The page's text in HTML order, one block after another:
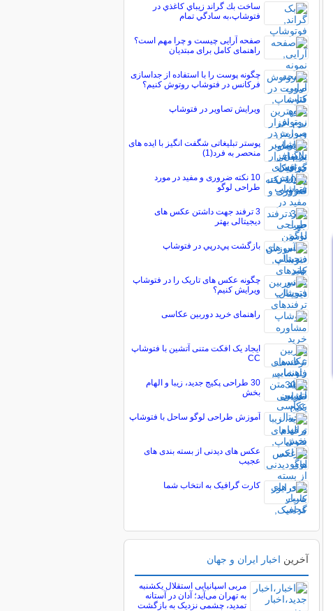
ساخت بك گراند زيباي كاغذي در
فتوشاپ،به سادگي تمام
صفحه آرایی چیست و چرا مهم است؟
راهنمای کامل برای مبتدیان
چگونه پوست را با استفاده از جداسازی
فرکانس در فتوشاپ روتوش کنیم؟
ویرایش تصاویر در فتوشاپ
پوستر تبلیغاتی شگفت انگیز با ایده های
منحصر به فرد(1)
10 نکته ضروری و مفید در مورد
طراحی لوگو
3 ترفند جهت داشتن عکس های
دیجیتالی بهتر
بازگشت پي‌در‌پي در فتوشاپ
چگونه عکس های تاریک را در فتوشاپ
ویرایش کنیم؟
راهنمای خرید دوربین عکاسی
ایجاد یک افکت متنی آتشین با فتوشاپ
CC
30 طراحی پکیج جدید، زیبا و الهام
بخش
آموزش طراحی لوگو ساحل با فتوشاپ
عکس های دیدنی از بسته بندی های
عجیب
کارت گرافیک به انتخاب شما
آخرین اخبار ایران و جهان
مربی اسپانیایی استقلال یکشنبه
به تهران می‌آید؛ آدان در آستانه
تمدید، چشمی نزدیک به بازگشت